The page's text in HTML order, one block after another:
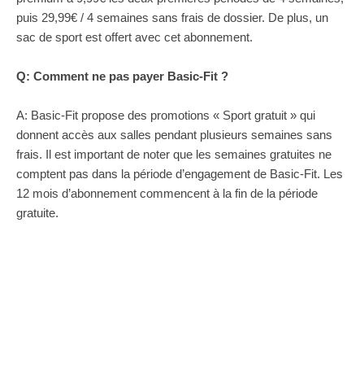
puis 29,99€ / 4 semaines sans frais de dossier. De plus, un
sac de sport est offert avec cet abonnement.
Q: Comment ne pas payer Basic-Fit ?
A: Basic-Fit propose des promotions « Sport gratuit » qui
donnent accès aux salles pendant plusieurs semaines sans
frais. Il est important de noter que les semaines gratuites ne
comptent pas dans la période d’engagement de Basic-Fit. Les
12 mois d’abonnement commencent à la fin de la période
gratuite.